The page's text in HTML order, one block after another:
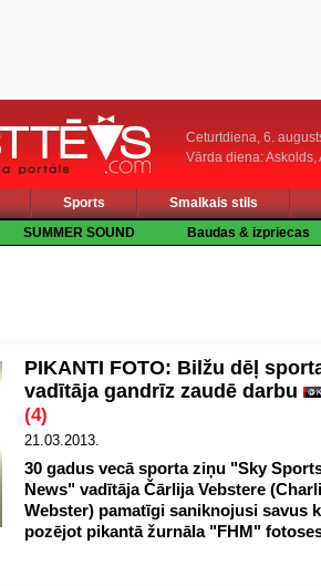
Ceturtdiena, 6.
Vārda diena: Askolds,
Sports
Smalkais stils
SUMMER SOUND Baudas & izpriecas
PIKANTI FOTO: Bilžu dēļ
vadītāja gandrīz zaudē darbu
(4)
21.03.2013.
30 gadus vecā sporta ziņu "Sky
News" vadītāja Čārlija Vebstere
Webster) pamatīgi saniknojusi savus
pozējot pikantā žurnāla "FHM"